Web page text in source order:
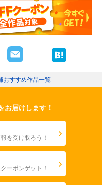
おすすめ作品一覧
お届けします！
を受け取ろう！
ーポンゲット！